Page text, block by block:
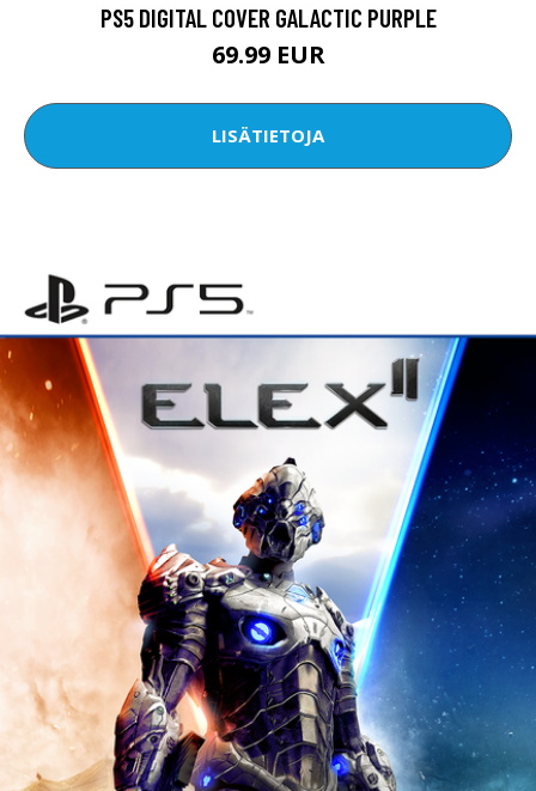
PS5 DIGITAL COVER GALACTIC PURPLE
69.99 EUR
LISÄTIETOJA